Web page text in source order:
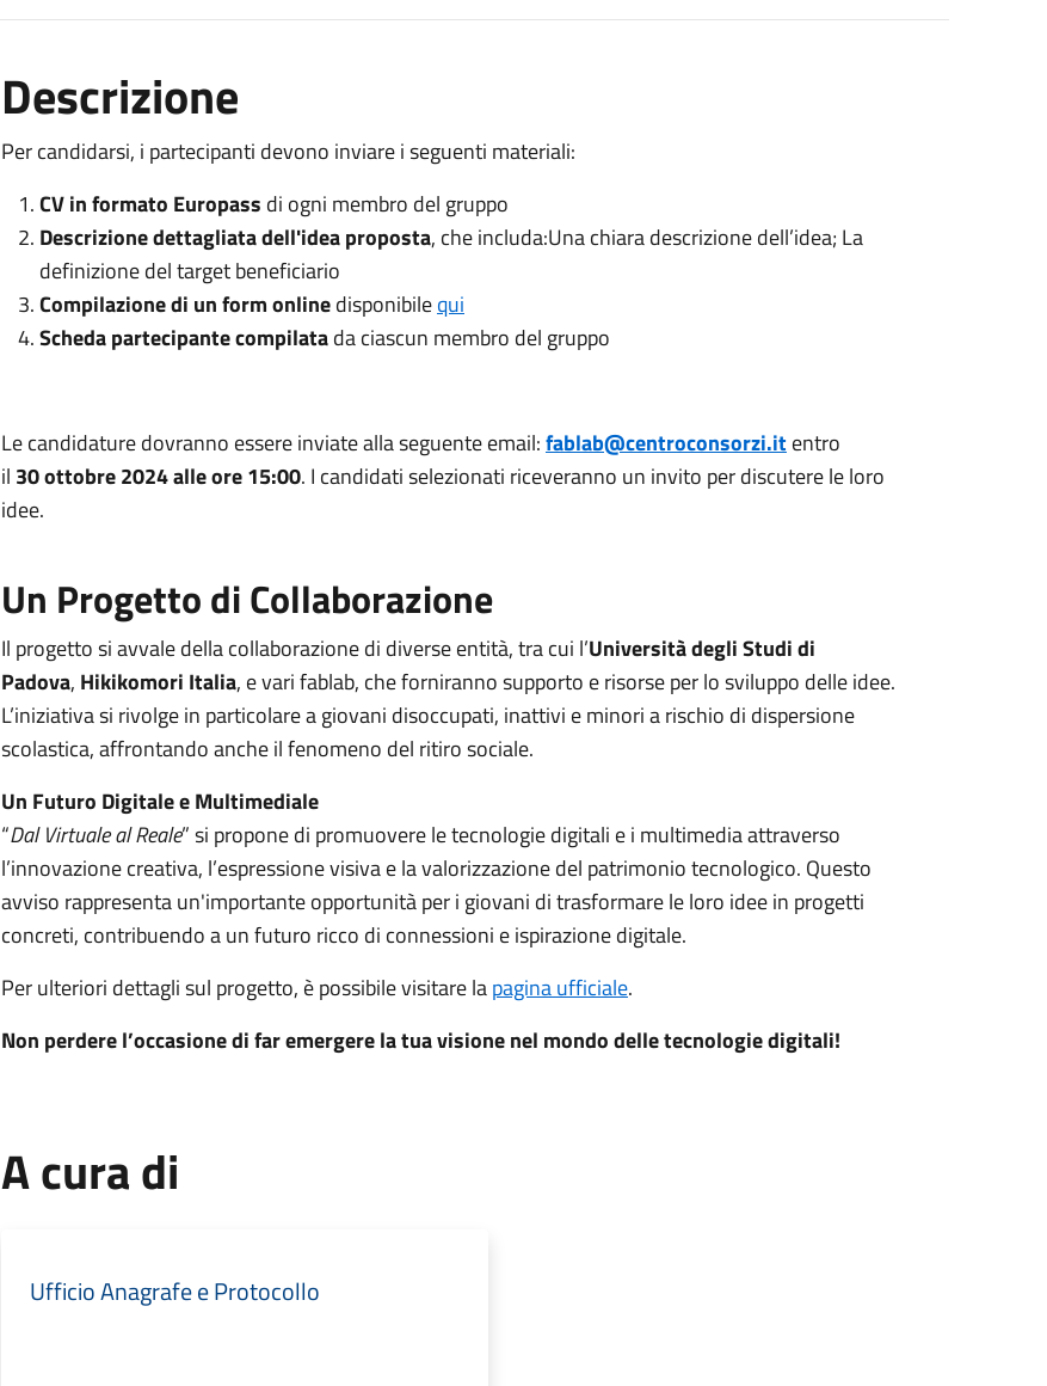
Descrizione
Per candidarsi, i partecipanti devono inviare i seguenti materiali:
CV in formato Europass di ogni membro del gruppo
Descrizione dettagliata dell'idea proposta, che includa:Una chiara descrizione dell’idea; La
definizione del target beneficiario
Compilazione di un form onlinedisponibilequi
Scheda partecipante compilatada ciascun membro del gruppo
Le candidature dovranno essere inviate alla seguente email:fablab@centroconsorzi.itentro
il 30ottobre 2024 alle ore 15:00. I candidati selezionati riceveranno un invito per discutere le loro
idee.
Un Progetto di Collaborazione
Il progetto si avvale della collaborazione di diverse entità, tra cui l’Università degli Studi di
Padova, Hikikomori Italia, e vari fablab, che forniranno supporto e risorse per lo sviluppo delle idee.
L’iniziativa si rivolge in particolare a giovani disoccupati, inattivi e minori a rischio di dispersione
scolastica, affrontando anche il fenomeno del ritiro sociale.
Un Futuro Digitale e Multimediale
“Dal Virtuale al Reale” si propone di promuovere le tecnologie digitali e i multimedia attraverso
l’innovazione creativa, l’espressione visiva e la valorizzazione del patrimonio tecnologico. Questo
avviso rappresenta un'importante opportunità per i giovani di trasformare le loro idee in progetti
concreti, contribuendo a un futuro ricco di connessioni e ispirazione digitale.
Per ulteriori dettagli sul progetto, è possibile visitare lapagina ufficiale.
Non perdere l’occasione di far emergere la tua visione nel mondo delle tecnologie digitali!
A cura di
Ufficio Anagrafe e Protocollo